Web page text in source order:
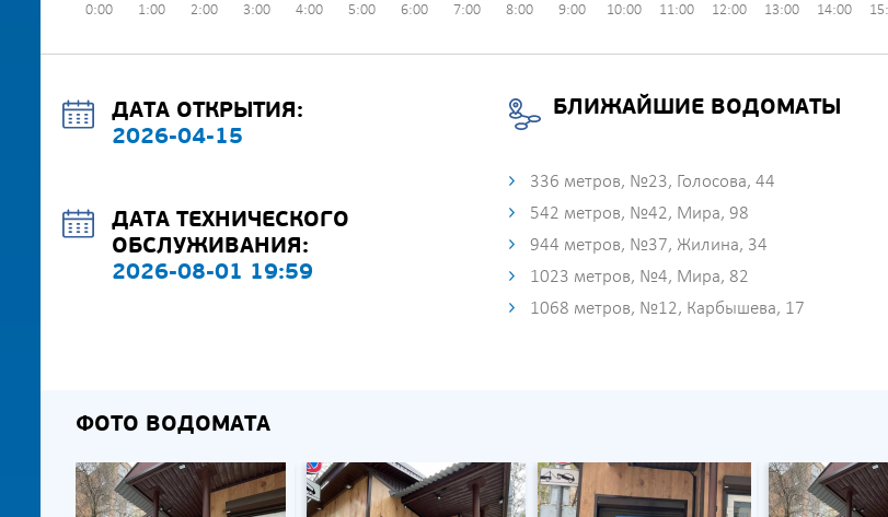
0:00 1:00 2:00 3:00 4:00 5:00 6:00 7:00 8:00 9:00 10:00 11:00 12:00 13:00 14:00
ДАТА ОТКРЫТИЯ:
2026-04-15
ДАТА ТЕХНИЧЕСКОГО
ОБСЛУЖИВАНИЯ:
2026-08-01 19:59
БЛИЖАЙШИЕ ВОДОМАТЫ
336 метров, №23, Голосова, 44
542 метров, №42, Мира, 98
944 метров, №37, Жилина, 34
1023 метров, №4, Мира, 82
1068 метров, №12, Карбышева, 17
ФОТО ВОДОМАТА